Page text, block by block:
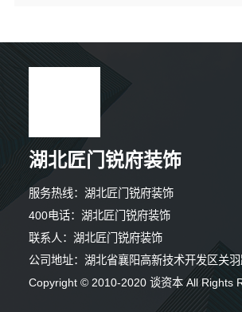
湖北匠门锐府装饰
服务热线：湖北匠门锐府装饰
400电话：湖北匠门锐府装饰
联系人：湖北匠门锐府装饰
Copyright © 2010-2020 谈资本 All Rights
4分钟前 马先生 正在咨询
6分钟前 张女士 正在咨询
2分钟前 钟女士 正在咨询